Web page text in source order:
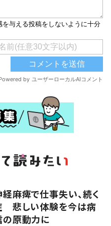
麻痺で仕事失い、続く
悲しい体験を今は病
原動力に